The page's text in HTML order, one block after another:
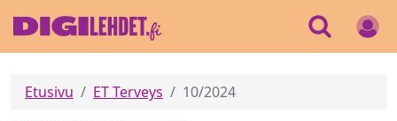
Etusivu ET Terveys 10/2024